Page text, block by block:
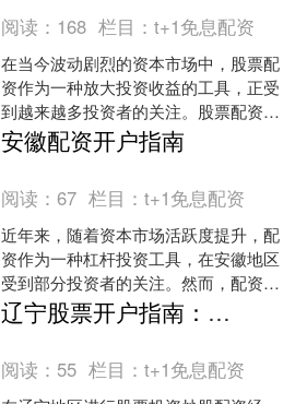
阅读： 168 栏目：t+1免息配资
在当今波动剧烈的资本市场中，股票配
资作为一种放大投资收益的工具，正受
到越来越多投资者的关注。股票配资财
经网作为专业资讯平台，致力于为投资
者提供科学的杠杆策略分析....
安徽配资开户指南
阅读：67 栏目：t+1免息配资
近年来，随着资本市场活跃度提升，配
资作为一种杠杆投资工具，在安徽地区
受到部分投资者的关注。然而，配资业
务存在较高风险，且市场鱼龙混杂。本
文将为您梳理安徽配资开户....
辽宁股票开户指南：低佣金券商选择与线上办理流程
阅读： 55 栏目：t+1免息配资